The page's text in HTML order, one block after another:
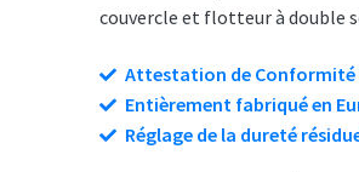
couvercle et flotteur à double
Attestation de Conformité
Entièrement fabriqué en
Réglage de la dureté